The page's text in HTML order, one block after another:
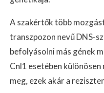
A szakértők több
transzpozon nevű DNS-
befolyásolni más gének
Cnl1 esetében
meg, ezek akár a